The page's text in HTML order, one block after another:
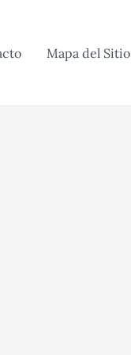
Mapa del Sitio